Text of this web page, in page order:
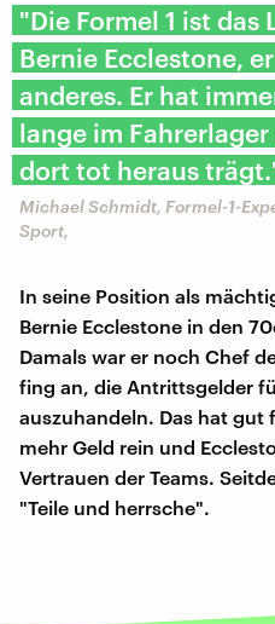
"Die Formel 1 ist das
Bernie Ecclestone,
anderes. Er hat
lange im
dort tot heraus
Michael Schmidt, Formel-1-
Sport,
In seine Position als
Bernie Ecclestone in den
Damals war er noch Chef
fing an, die Antrittsgelder
auszuhandeln. Das hat
mehr Geld rein und
Vertrauen der Teams.
"Teile und herrsche".